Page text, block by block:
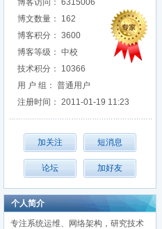
博客访问： 6315006
博文数量： 162
博客积分： 3600
博客等级： 中校
技术积分： 10366
用 户 组： 普通用户
注册时间： 2011-01-19 11:23
个人简介
专注系统运维、网络架构，研究技术